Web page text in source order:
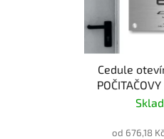
Cedule
– plast
od 676,18